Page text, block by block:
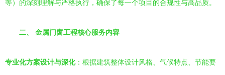
等）的深刻理解与严格执行，确保了每一个项目的合规性与高品质。
二、 金属门窗工程核心服务内容
专业化方案设计与深化：根据建筑整体设计风格、气候特点、节能要